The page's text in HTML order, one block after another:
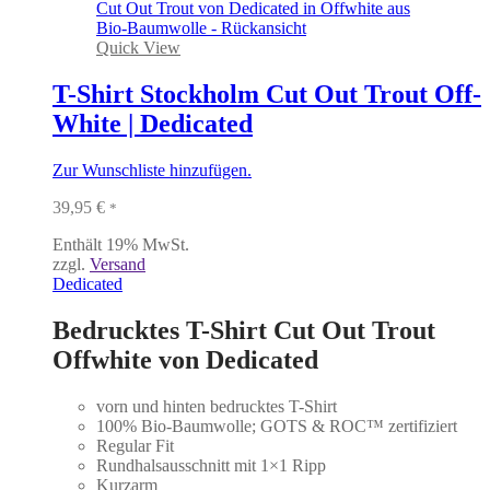
der
Produktseite
Quick View
T-Shirt Stockholm Cut Out Trout Off-
White | Dedicated
Zur Wunschliste hinzufügen.
39,95 € *
Enthält 19% MwSt.
zzgl. Versand
Dedicated
Bedrucktes T-Shirt Cut Out Trout
Offwhite von Dedicated
vorn und hinten bedrucktes T-Shirt
100% Bio-Baumwolle; GOTS & ROC™ zertifiziert
Regular Fit
Rundhalsausschnitt mit 1×1 Ripp
Kurzarm